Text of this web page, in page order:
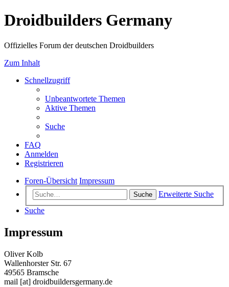
Droidbuilders Germany
Offizielles Forum der deutschen Droidbuilders
Zum Inhalt
Schnellzugriff
Unbeantwortete Themen
Aktive Themen
Suche
FAQ
Anmelden
Registrieren
Foren-Übersicht Impressum
Suche
Erweiterte Suche
Suche
Impressum
Oliver Kolb
Wallenhorster Str. 67
49565 Bramsche
mail [at] droidbuildersgermany.de